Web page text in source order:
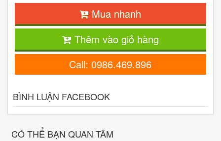
Mua nhanh
Thêm vào giỏ hàng
Call: 0986.469.896
BÌNH LUẬN FACEBOOK
CÓ THỂ BẠN QUAN TÂM